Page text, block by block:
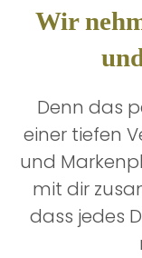
Wir
Denn das
einer tiefen
und
mit dir
dass jedes